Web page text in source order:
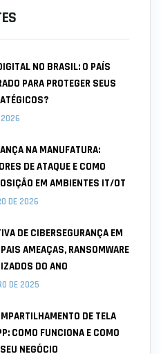
NO BRASIL: O PAÍS
PARA PROTEGER SEUS
2026
NA MANUFATURA:
DE ATAQUE E COMO
EM AMBIENTES IT/OT
DE 2026
DE CIBERSEGURANÇA EM
AMEAÇAS, RANSOMWARE
DO ANO
DE 2025
DE TELA
COMO FUNCIONA E COMO
NEGÓCIO